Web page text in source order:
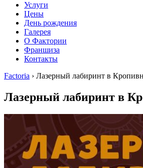
Услуги
Цены
День рождения
Галерея
О Фактории
Франшиза
Контакты
Factoria › Лазерный лабиринт в
Лазерный лабиринт в